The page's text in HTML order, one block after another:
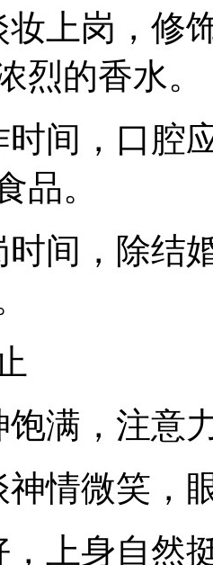
妆上岗，修
烈的香水。
时间，口腔
品。
时间，除结
饱满，注意
神情微笑，
，上身自然